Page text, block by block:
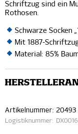
Schriftzug sind ein
Rothosen.
Schwarze Socken
Mit 1887-
Material: 85%
Artikelnummer: 20493
Logistiknummer: